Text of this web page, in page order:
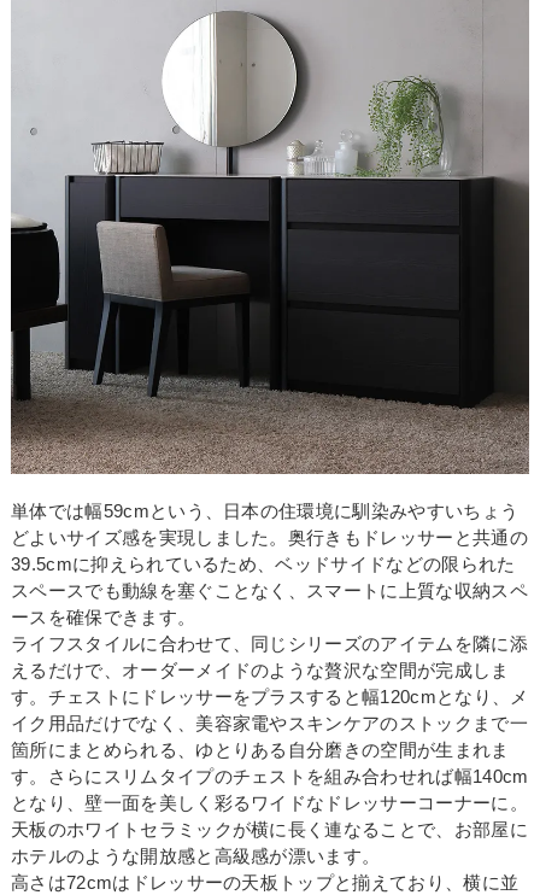
単体では幅59cmという、日本の住環境に馴染みやすいちょう
どよいサイズ感を実現しました。奥行きもドレッサーと共通の
39.5cmに抑えられているため、ベッドサイドなどの限られた
スペースでも動線を塞ぐことなく、スマートに上質な収納スペ
ースを確保できます。
ライフスタイルに合わせて、同じシリーズのアイテムを隣に添
えるだけで、オーダーメイドのような贅沢な空間が完成しま
す。チェストにドレッサーをプラスすると幅120cmとなり、メ
イク用品だけでなく、美容家電やスキンケアのストックまで一
箇所にまとめられる、ゆとりある自分磨きの空間が生まれま
す。さらにスリムタイプのチェストを組み合わせれば幅140cm
となり、壁一面を美しく彩るワイドなドレッサーコーナーに。
天板のホワイトセラミックが横に長く連なることで、お部屋に
ホテルのような開放感と高級感が漂います。
高さは72cmはドレッサーの天板トップと揃えており、横に並